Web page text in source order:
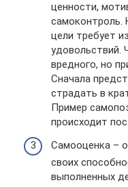
ценности,
самоконтроль.
цели требует
удовольствий.
вредного, но
Сначала
страдать в
Пример
происходит
Самооценка –
своих
выполненных